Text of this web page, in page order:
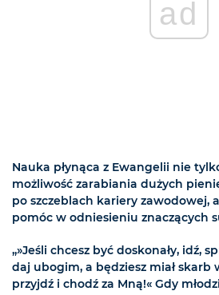
ad
Nauka płynąca z Ewangelii nie
możliwość zarabiania dużych
po szczeblach kariery zawodowej,
pomóc w odniesieniu znaczących
„»Jeśli chcesz być doskonały, idź,
daj ubogim, a będziesz miał skarb
przyjdź i chodź za Mną!« Gdy